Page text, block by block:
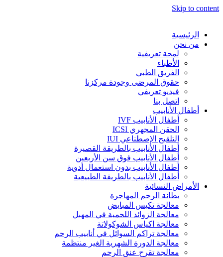
Skip to content
الرئيسية
من نحن
لمحة تعريفية
الأطباء
الفريق الطبي
حقوق المرضى وجودة مركزنا
فيديو تعريفي
اتصل بنا
أطفال الأنابيب
أطفال الأنابيب IVF
الحقن المجهري ICSI
التلقيح الإصطناعي IUI
أطفال الأنابيب بالطريقة القصيرة
أطفال الأنابيب فوق سن الأربعين
أطفال الأنابيب بدون استعمال أدوية
أطفال الأنابيب بالطريقة الطبيعية
الأمراض النسائية
بطانة الرحم المهاجرة
معالجة تكيس المبايض
معالجة الزوائد اللحمية في المهبل
معالجة اكياس الشوكولاتة
معالجة تراكم السوائل في أنابيب الرحم
معالجة الدورة الشهرية الغير منتظمة
معالجة تقرح عنق الرحم